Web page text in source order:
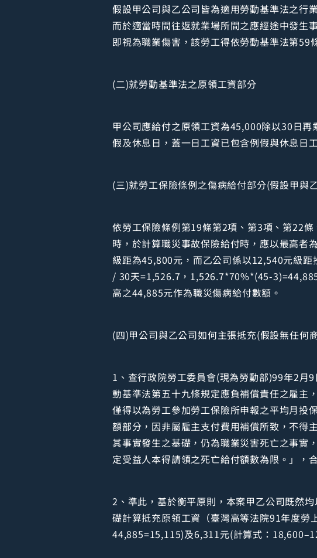
假設甲公司與乙公司皆為適用勞動基準法之行
而於適當時間往返就業場所間之應經途中發生
即視為職業傷害，該勞工得依勞動基準法第59
(二)就勞動基準法之原領工資部分
甲公司應給付之原領工資為45,000除以30日
假及休息日，蓋一日工資已包含例假與休息日
(三)就勞工保險條例之傷病給付部分(假設甲與
依勞工保險條例第19條第2項、第3項、第22
時，於計算職災事故保險給付時，應以最高者
級距為45,800元，而乙公司係以12,540元級
/ 30天=1,526.7，1,526.7*70%*(45-
高之44,885元作為職災傷病給付數額。
(四)甲公司與乙公司如何主張抵充(假設無任何
1、查行政院勞工委員會(現為勞動部)99年2月
動基準法第五十九條規定應負補償責任之雇主
僅得以為勞工參加勞工保險所申報之平均月投
額部分，因非屬雇主支付費用補償所致，不得
其事實發生之基礎，仍為職業災害死亡之事實
定受益人本得請領之死亡給付額數為限。」，
2、準此，基於衡平原則，本案甲乙公司既然
礎計算抵充原領工資（臺灣高等法院91年度
44,885=15,115)及6,311元(計算式：